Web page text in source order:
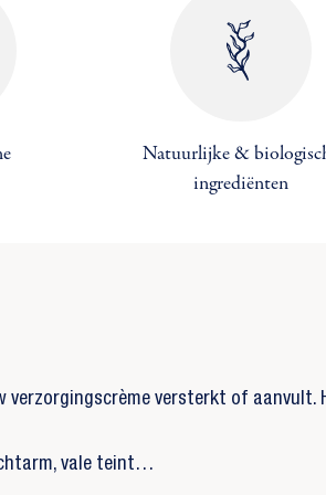
Natuurlijke &
ingrediënten
verzorgingscrème versterkt of
vale teint…